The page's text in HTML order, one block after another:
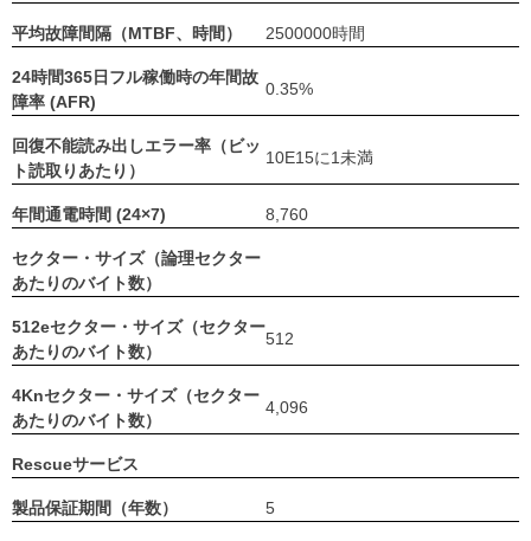
平均故障間隔（MTBF、時間） 2500000時間
24時間365日フル稼働時の年間故
障率 (AFR)
0.35%
回復不能読み出しエラー率（ビッ
ト読取りあたり）
10E15に1未満
年間通電時間 (24×7) 8,760
セクター・サイズ（論理セクター
あたりのバイト数）
512eセクター・サイズ（セクター
あたりのバイト数）
512
4Knセクター・サイズ（セクター
あたりのバイト数）
4,096
Rescueサービス
製品保証期間（年数） 5